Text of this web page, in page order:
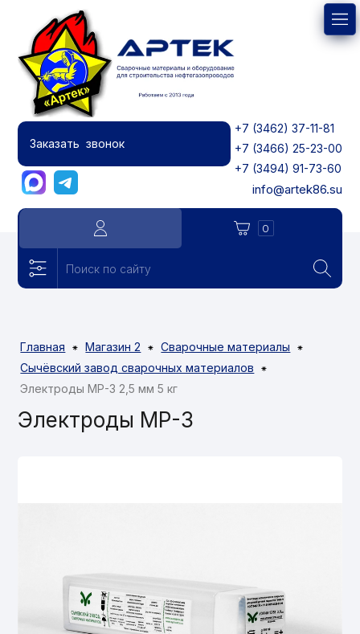
Заказать звонок
+7 (3462) 37-11-81
+7 (3466) 25-23-00
+7 (3494) 91-73-60
info@artek86.su
0
Главная ⁕ Магазин 2 ⁕ Сварочные материалы ⁕
Сычёвский завод сварочных материалов ⁕
Электроды МР-3 2,5 мм 5 кг
Электроды МР-3